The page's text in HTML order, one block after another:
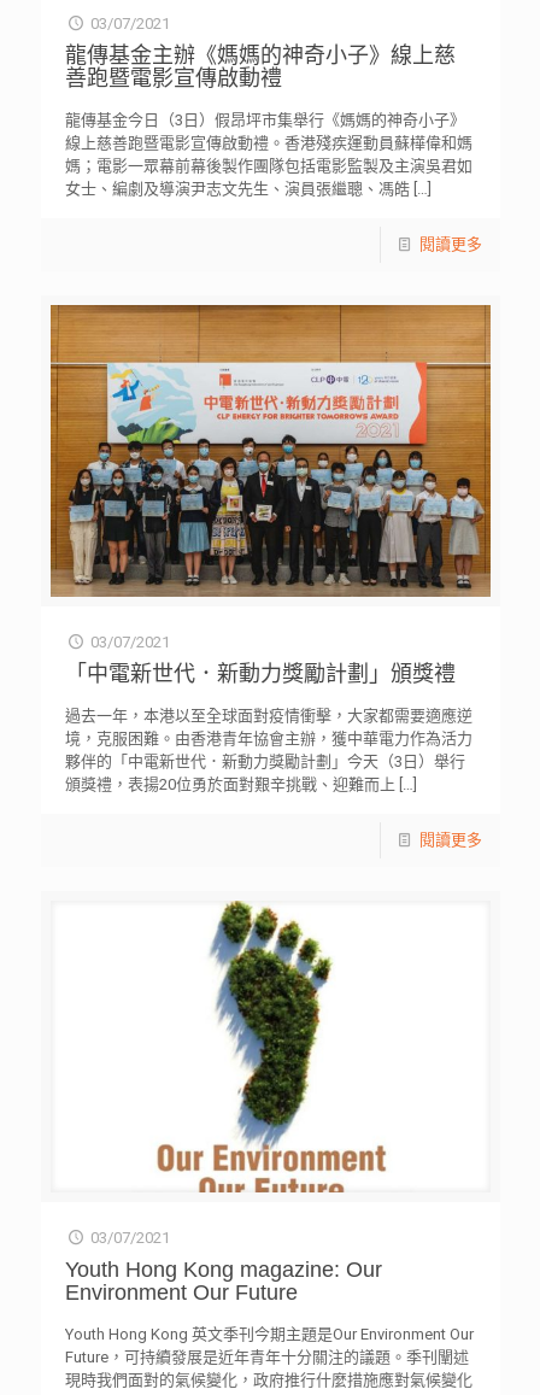
03/07/2021
龍傳基金主辦《媽媽的神奇小子》線上慈
善跑暨電影宣傳啟動禮
龍傳基金今日（3日）假昂坪市集舉行《媽媽的神奇小子》
線上慈善跑暨電影宣傳啟動禮。香港殘疾運動員蘇樺偉和媽
媽；電影一眾幕前幕後製作團隊包括電影監製及主演吳君如
女士、編劇及導演尹志文先生、演員張繼聰、馮皓[…]
閱讀更多
03/07/2021
「中電新世代．新動力獎勵計劃」頒獎禮
過去一年，本港以至全球面對疫情衝擊，大家都需要適應逆
境，克服困難。由香港青年協會主辦，獲中華電力作為活力
夥伴的「中電新世代．新動力獎勵計劃」今天（3日）舉行
頒獎禮，表揚20位勇於面對艱辛挑戰、迎難而上 […]
閱讀更多
03/07/2021
Youth Hong Kong magazine: Our
Environment Our Future
Youth Hong Kong 英文季刊今期主題是Our Environment Our
Future，可持續發展是近年青年十分關注的議題。季刊闡述
現時我們面對的氣候變化，政府推行什麼措施應對氣候變化